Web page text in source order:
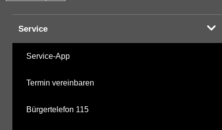
Service
Service-App
Termin vereinbaren
Bürgertelefon 115